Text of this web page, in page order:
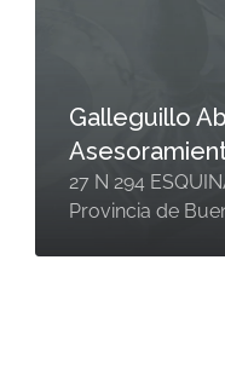
Galleguillo
27 N 294
Provincia de